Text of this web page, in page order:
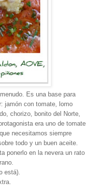
Es una base para
jamón con tomate, lomo
chorizo, bonito del Norte,
era uno de tomate
necesitamos siempre
todo y un buen aceite.
ponerlo en la nevera un rato
está).